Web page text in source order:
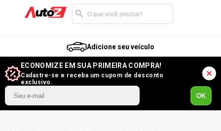
Adicione seu veículo
ECONOMIZE EM SUA PRIMEIRA COMPRA!
Cadastre-se e receba um cupom de desconto
exclusivo.
OK